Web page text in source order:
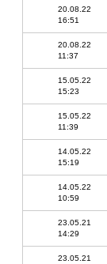
20.08.22
16:51
20.08.22
11:37
15.05.22
15:23
15.05.22
11:39
14.05.22
15:19
14.05.22
10:59
23.05.21
14:29
23.05.21